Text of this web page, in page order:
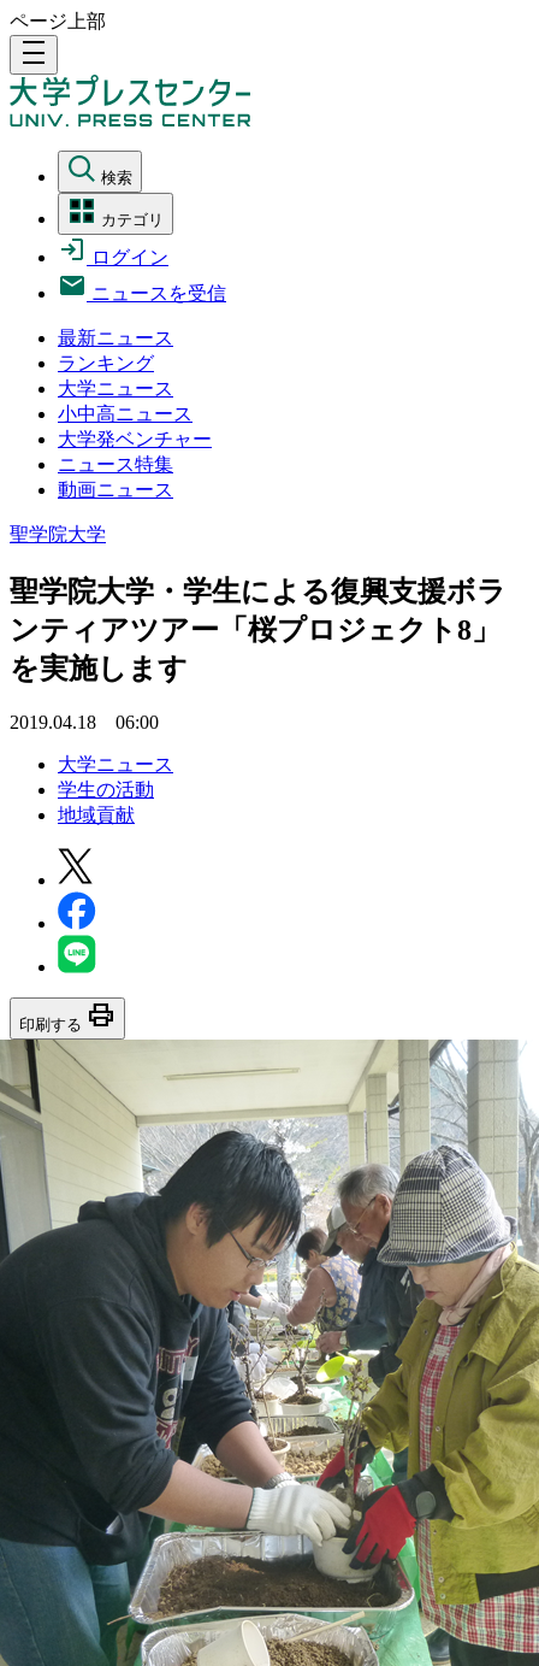
ページ上部
density_medium
検索
カテゴリ
ログイン
ニュースを受信
最新ニュース
ランキング
大学ニュース
小中高ニュース
大学発ベンチャー
ニュース特集
動画ニュース
聖学院大学
聖学院大学・学生による復興支援ボラ
ンティアツアー「桜プロジェクト8」
を実施します
2019.04.18 06:00
大学ニュース
学生の活動
地域貢献
印刷する print